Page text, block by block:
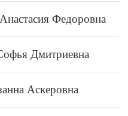
Федоровна
Дмитриевна
Аскеровна